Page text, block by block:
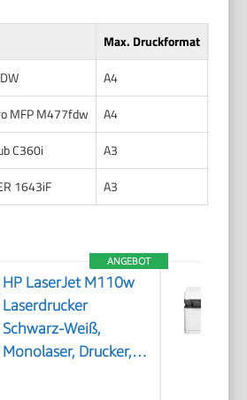
Max. Druckformat
A4
MFP M477fdw
A4
C360i
A3
1643iF
A3
ANGEBOT
HP LaserJet M110w
Laserdrucker
Schwarz-Weiß,
Monolaser, Drucker,